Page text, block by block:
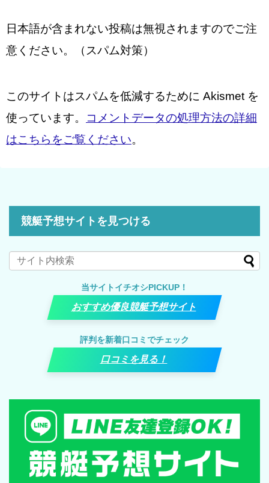
日本語が含まれない投稿は無視されますのでご注
意ください。（スパム対策）
このサイトはスパムを低減するために Akismet を
使っています。
コメントデータの処理方法の詳細
はこちらをご覧ください。
競艇予想サイトを見つける
当サイトイチオシPICKUP！
おすすめ優良競艇予想サイト
評判を新着口コミでチェック
口コミを見る！